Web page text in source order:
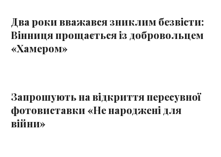
Два роки вважався зниклим безвісти:
Вінниця прощається із добровольцем
«Хамером»
Запрошують на відкриття пересувної
фотовиставки «Не народжені для
війни»